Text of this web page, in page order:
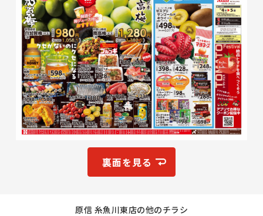
裏面を見る
原信 糸魚川東店の他のチラシ